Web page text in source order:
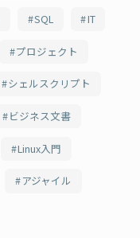
SQL IT
プロジェクト
シェルスクリプト
ビジネス文書
Linux入門
アジャイル